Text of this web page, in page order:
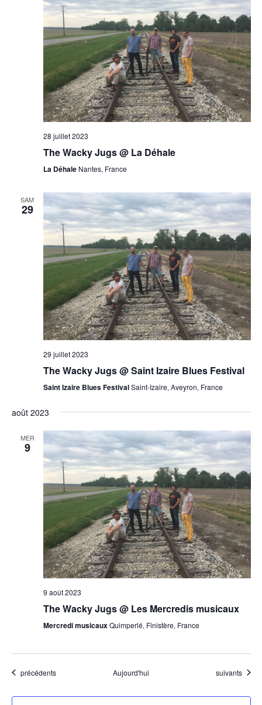
28 juillet 2023
The Wacky Jugs @ La Déhale
La Déhale Nantes, France
SAM
29
29 juillet 2023
The Wacky Jugs @ Saint Izaire Blues Festival
Saint Izaire Blues FestivalSaint-Izaire, Aveyron, France
août 2023
MER
9
9 août 2023
The Wacky Jugs @ Les Mercredis musicaux
Mercredi musicauxQuimperlé, Finistère, France
Évènements
précédents Aujourd'hui Évènements
suivants